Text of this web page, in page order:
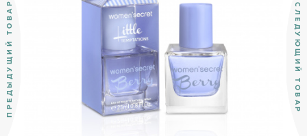
ПРЕДЫДУЩИЙ ТОВАР СЛЕДУЮЩИЙ ТОВАР